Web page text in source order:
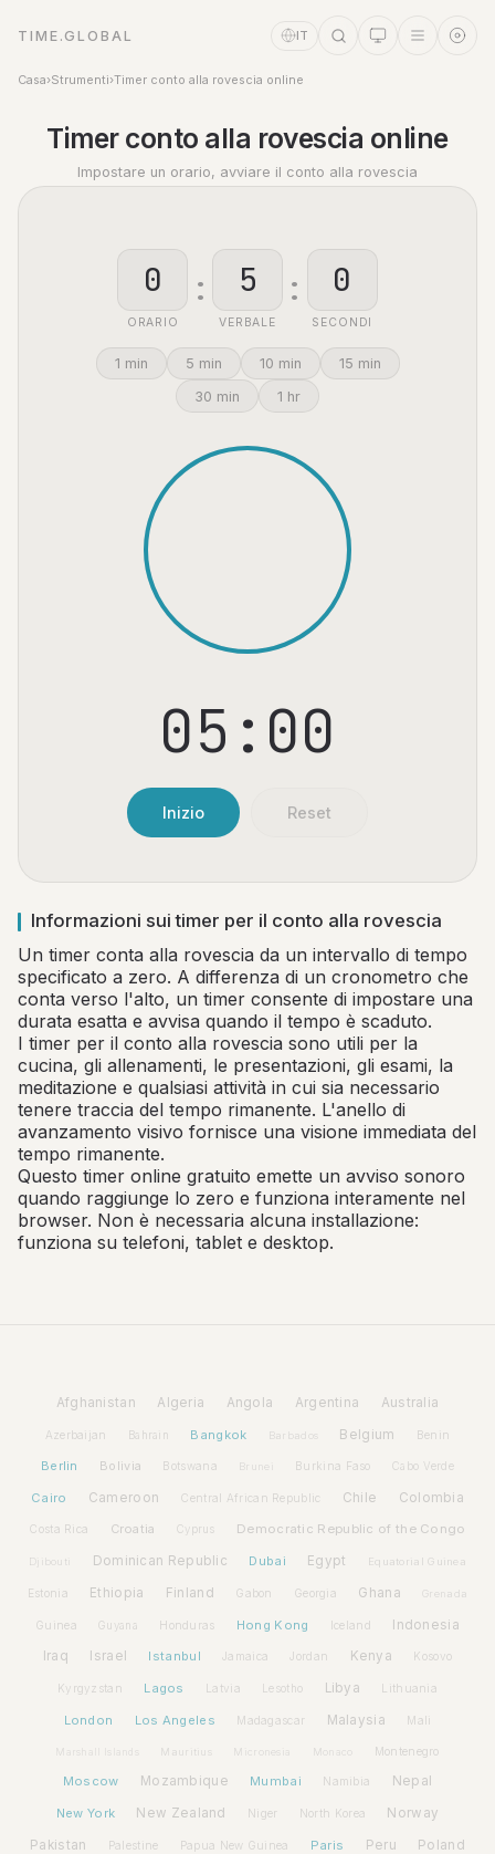
TIME.GLOBAL IT
Casa›Strumenti›Timer conto alla rovescia online
Timer conto alla rovescia online
Impostare un orario, avviare il conto alla rovescia
ORARIO
:
VERBALE
:
SECONDI
1 min 5 min 10 min
15 min
30 min
1 hr
05:00
Inizio Reset
Informazioni sui timer per il conto alla rovescia
Un timer conta alla rovescia da un intervallo di tempo
specificato a zero. A differenza di un cronometro che
conta verso l'alto, un timer consente di impostare una
durata esatta e avvisa quando il tempo è scaduto.
I timer per il conto alla rovescia sono utili per la
cucina, gli allenamenti, le presentazioni, gli esami, la
meditazione e qualsiasi attività in cui sia necessario
tenere traccia del tempo rimanente. L'anello di
avanzamento visivo fornisce una visione immediata del
tempo rimanente.
Questo timer online gratuito emette un avviso sonoro
quando raggiunge lo zero e funziona interamente nel
browser. Non è necessaria alcuna installazione:
funziona su telefoni, tablet e desktop.
Afghanistan Algeria Angola Argentina Australia
Azerbaijan Bahrain Bangkok Barbados Belgium Benin
Berlin Bolivia Botswana Brunei Burkina Faso Cabo Verde
Cairo Cameroon Central African Republic Chile Colombia
Costa Rica Croatia Cyprus Democratic Republic of the Congo
Djibouti Dominican Republic Dubai Egypt Equatorial Guinea
Estonia Ethiopia Finland Gabon Georgia Ghana Grenada
Guinea Guyana Honduras Hong Kong Iceland Indonesia
Iraq Israel Istanbul Jamaica Jordan Kenya Kosovo
Kyrgyzstan Lagos Latvia Lesotho Libya Lithuania
London Los Angeles Madagascar Malaysia Mali
Mauritius Micronesia Monaco Montenegro
Moscow Mozambique Mumbai Namibia Nepal
New York New Zealand Niger North Korea Norway
Pakistan Palestine Papua New Guinea Paris Peru Poland